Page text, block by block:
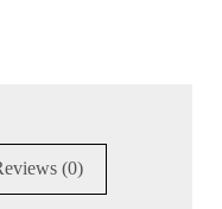
(0)